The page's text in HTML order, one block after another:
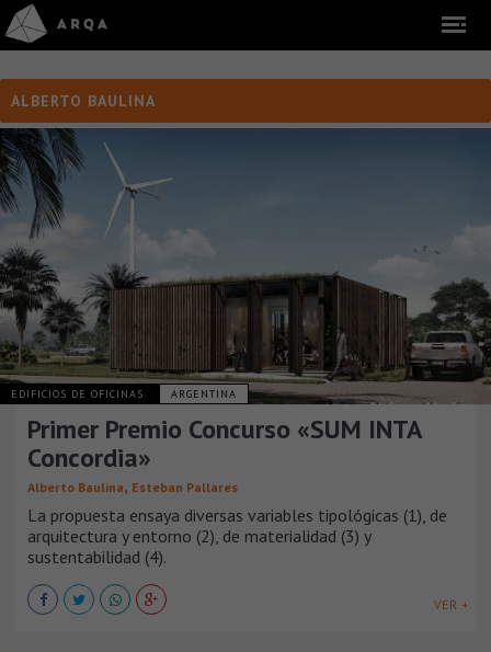
ALBERTO BAULINA
EDIFICIOS DE OFICINAS ARGENTINA
Primer Premio Concurso «SUM INTA
Concordia»
Alberto Baulina, Esteban Pallares
La propuesta ensaya diversas variables tipológicas (1), de
arquitectura y entorno (2), de materialidad (3) y
sustentabilidad (4).
VER +